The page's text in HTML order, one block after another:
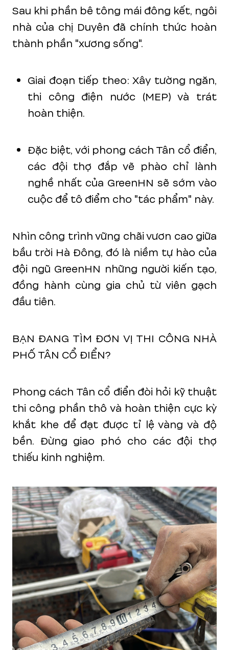
Sau khi phần bê tông mái đông kết, ngôi
nhà của chị Duyên đã chính thức hoàn
thành phần "xương sống".
Giai đoạn tiếp theo: Xây tường ngăn,
thi công điện nước (MEP) và trát
hoàn thiện.
Đặc biệt, với phong cách Tân cổ điển,
các đội thợ đắp vẽ phào chỉ lành
nghề nhất của GreenHN sẽ sớm vào
cuộc để tô điểm cho "tác phẩm" này.
Nhìn công trình vững chãi vươn cao giữa
bầu trời Hà Đông, đó là niềm tự hào của
đội ngũ GreenHN những người kiến tạo,
đồng hành cùng gia chủ từ viên gạch
đầu tiên.
BẠN ĐANG TÌM ĐƠN VỊ THI CÔNG NHÀ
PHỐ TÂN CỔ ĐIỂN?
Phong cách Tân cổ điển đòi hỏi kỹ thuật
thi công phần thô và hoàn thiện cực kỳ
khắt khe để đạt được tỉ lệ vàng và độ
bền. Đừng giao phó cho các đội thợ
thiếu kinh nghiệm.